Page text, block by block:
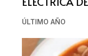
ÚLTIMO AÑO